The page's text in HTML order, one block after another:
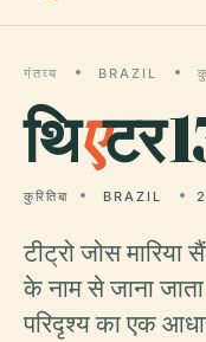
गंतव्य BRAZIL
थिएटर
कुरितिबा BRAZIL
टीट्रो जोस मारिया
के नाम से जाना
परिदृश्य का एक